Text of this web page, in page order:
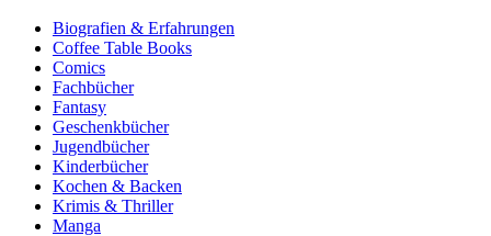
Biografien & Erfahrungen
Coffee Table Books
Comics
Fachbücher
Fantasy
Geschenkbücher
Jugendbücher
Kinderbücher
Kochen & Backen
Krimis & Thriller
Manga